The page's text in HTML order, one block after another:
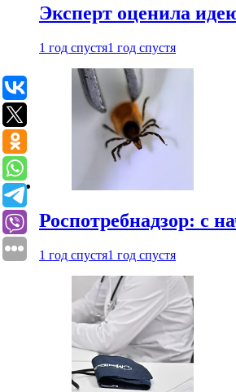
Эксперт оценила
1 год спустя1 год спустя
Роспотребнадзор: с
1 год спустя1 год спустя